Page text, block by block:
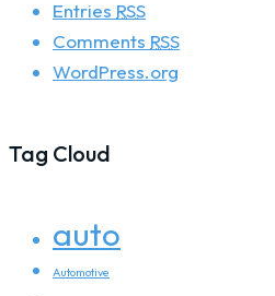
Entries RSS
Comments RSS
WordPress.org
Tag Cloud
auto
Automotive